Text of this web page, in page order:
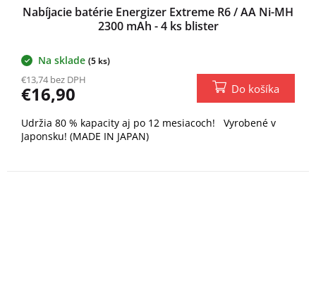
Nabíjacie batérie Energizer Extreme R6 / AA Ni-MH
2300 mAh - 4 ks blister
Na sklade (5 ks)
€13,74 bez DPH
€16,90 Do košíka
Udržia 80 % kapacity aj po 12 mesiacoch! Vyrobené v
Japonsku! (MADE IN JAPAN)